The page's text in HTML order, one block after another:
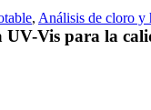
, Análisis de cloro y
UV-Vis para la